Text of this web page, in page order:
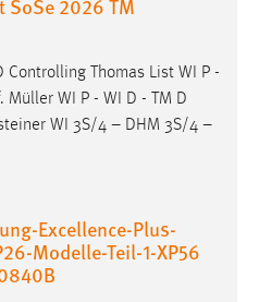
2026 TM
Controlling Thomas List WI P -
Müller WI P - WI D - TM D
WI 3S/4 – DHM 3S/4 –
Excellence-Plus-
Modelle-Teil-1-XP56
Sprache der Website.